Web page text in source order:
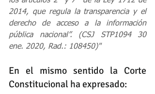
2014, que regula la transparencia y el
derecho de acceso a la información
pública nacional”. (CSJ STP1094 30
ene. 2020, Rad.: 108450)"
En el mismo sentido la Corte
Constitucional ha expresado: